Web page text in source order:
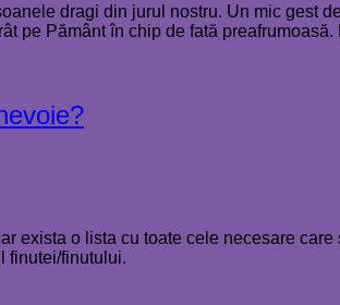
dragi din jurul nostru. Un mic gest
pe Pământ în chip de fată
exista o lista cu toate cele necesare
finutei/finutului.